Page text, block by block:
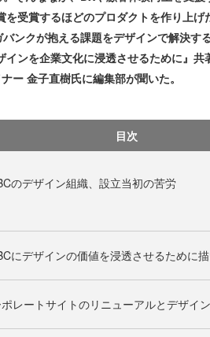
を受賞するほどのプロダクトを作り上
ンクが抱える課題をデザインで解決す
インを企業文化に浸透させるために』
ー 金子直樹氏に編集部が聞いた。
目次
のデザイン組織、設立当初の苦労
にデザインの価値を浸透させるために
ポレートサイトのリニューアルとデザイ